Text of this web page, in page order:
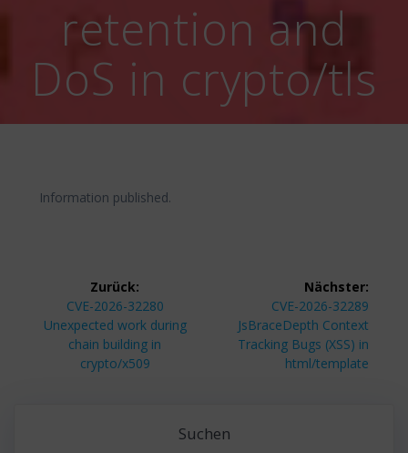
retention and
DoS in crypto/tls
Information published.
Beitragsnavigation
Zurück:
Vorheriger
Beitrag:
CVE-2026-32280
Unexpected work during
chain building in
crypto/x509
Nächster:
Nächster
Beitrag:
CVE-2026-32289
JsBraceDepth Context
Tracking Bugs (XSS) in
html/template
Suchen